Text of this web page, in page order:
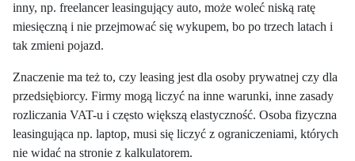
inny, np. freelancer leasingujący auto, może woleć niską ratę
miesięczną i nie przejmować się wykupem, bo po trzech latach i
tak zmieni pojazd.
Znaczenie ma też to, czy leasing jest dla osoby prywatnej czy dla
przedsiębiorcy. Firmy mogą liczyć na inne warunki, inne zasady
rozliczania VAT-u i często większą elastyczność. Osoba fizyczna
leasingująca np. laptop, musi się liczyć z ograniczeniami, których
nie widać na stronie z kalkulatorem.